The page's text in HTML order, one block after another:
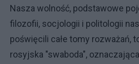
Nasza wolność, podstawowe
filozofii, socjologii i politologii
poświęcili całe tomy rozważań,
rosyjska "swaboda",